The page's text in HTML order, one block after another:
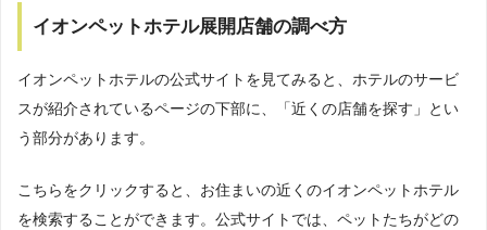
イオンペットホテル展開店舗の調べ方
イオンペットホテルの公式サイトを見てみると、ホテルのサービ
スが紹介されているページの下部に、「近くの店舗を探す」とい
う部分があります。
こちらをクリックすると、お住まいの近くのイオンペットホテル
を検索することができます。公式サイトでは、ペットたちがどの